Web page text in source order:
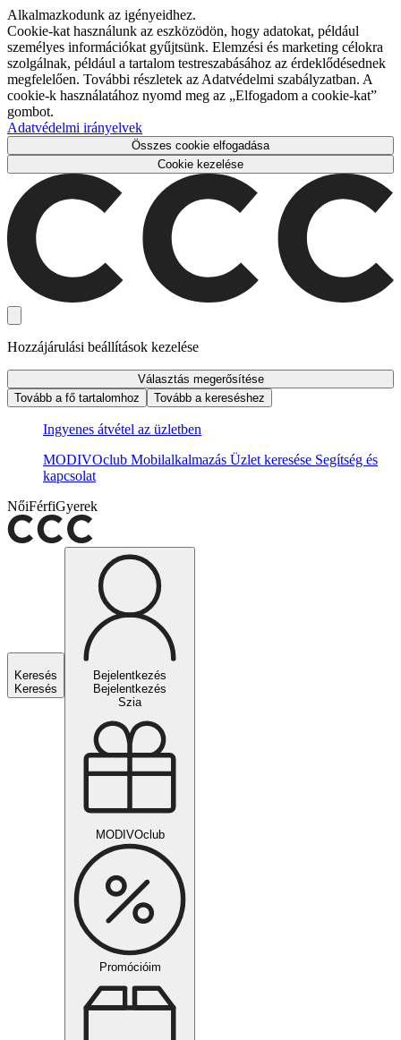
Alkalmazkodunk az igényeidhez.
Cookie-kat használunk az eszközödön, hogy adatokat, például
személyes információkat gyűjtsünk. Elemzési és marketing célokra
szolgálnak, például a tartalom testreszabásához az érdeklődésednek
megfelelően. További részletek az Adatvédelmi szabályzatban. A
cookie-k használatához nyomd meg az „Elfogadom a cookie-kat”
gombot.
Adatvédelmi irányelvek
Összes cookie elfogadása
Cookie kezelése
Hozzájárulási beállítások kezelése
Választás megerősítése
Tovább a fő tartalomhoz
Tovább a kereséshez
Ingyenes átvétel az üzletben
MODIVOclub Mobilalkalmazás Üzlet keresése Segítség és
kapcsolat
NőiFérfiGyerek
Keresés
Keresés
Bejelentkezés
Bejelentkezés
Szia
MODIVOclub
Promócióim